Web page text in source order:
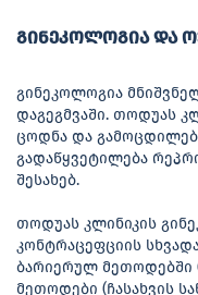
გინეკოლოგია და
გინეკოლოგია
დაგეგმვაში. თოდუას
ცოდნა და
გადაწყვეტილება
შესახებ.
თოდუას კლინიკის
კონტრაცეფციის
ბარიერულ მეთოდებში
მეთოდები (ჩასახვის